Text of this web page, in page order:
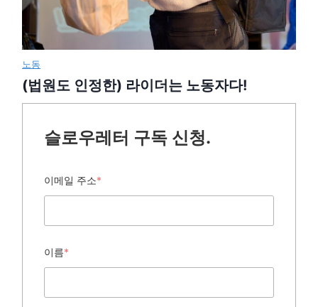
노동
(법원도 인정한) 라이더는 노동자다!
슬로우레터 구독 신청.
이메일 주소*
이름*